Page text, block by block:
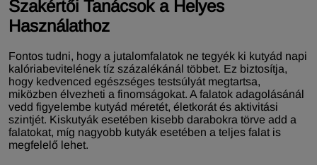
Szakértői Tanácsok a Helyes
Használathoz
Fontos tudni, hogy a jutalomfalatok ne tegyék ki kutyád napi
kalóriabevitelének tíz százalékánál többet. Ez biztosítja,
hogy kedvenced egészséges testsúlyát megtartsa,
miközben élvezheti a finomságokat. A falatok adagolásánál
vedd figyelembe kutyád méretét, életkorát és aktivitási
szintjét. Kiskutyák esetében kisebb darabokra törve add a
falatokat, míg nagyobb kutyák esetében a teljes falat is
megfelelő lehet.